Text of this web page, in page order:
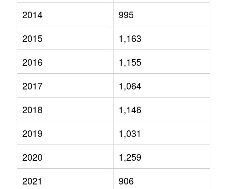
2014
995
2015
1,163
2016
1,155
2017
1,064
2018
1,146
2019
1,031
2020
1,259
2021
906